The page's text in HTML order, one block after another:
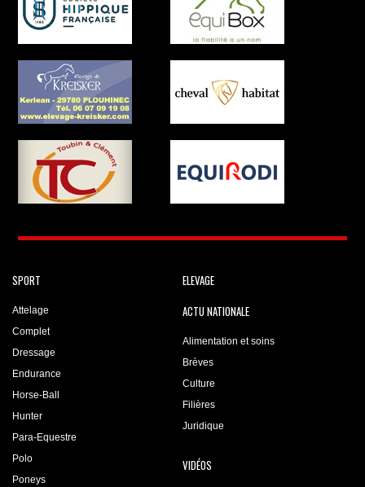
SPORT
Attelage
Complet
Dressage
Endurance
Horse-Ball
Hunter
Para-Equestre
Polo
Poneys
ELEVAGE
ACTU NATIONALE
Alimentation et soins
Brèves
Culture
Filières
Juridique
VIDÉOS